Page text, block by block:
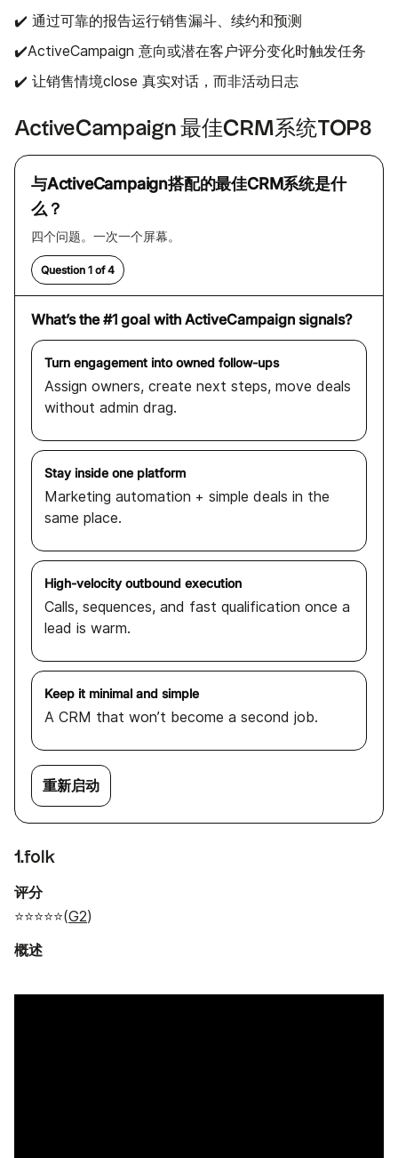
✔️ 通过可靠的报告运行销售漏斗、续约和预测
✔️ActiveCampaign 意向或潜在客户评分变化时触发任务
✔️ 让销售情境close 真实对话，而非活动日志
ActiveCampaign 最佳CRM系统TOP8
与ActiveCampaign搭配的最佳CRM系统是什
么？
四个问题。一次一个屏幕。
Question 1 of 4
What’s the #1 goal with ActiveCampaign signals?
Turn engagement into owned follow-ups
Assign owners, create next steps, move deals
without admin drag.
Stay inside one platform
Marketing automation + simple deals in the
same place.
High-velocity outbound execution
Calls, sequences, and fast qualification once a
lead is warm.
Keep it minimal and simple
A CRM that won’t become a second job.
重新启动
1.folk
评分
⭐⭐⭐⭐⭐(G2)
概述